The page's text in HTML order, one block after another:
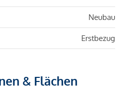
Neubau
Erstbezug
& Flächen